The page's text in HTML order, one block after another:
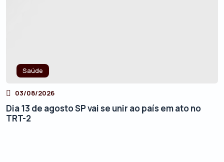
Saúde
03/08/2026
Dia 13 de agosto SP vai se unir ao país em ato no
TRT-2